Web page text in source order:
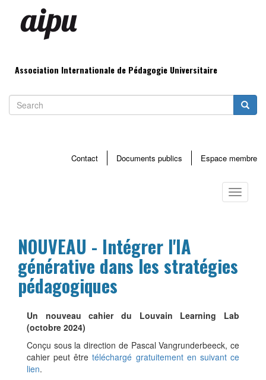
contenu
Association Internationale de Pédagogie Universitaire
Search
Espace membre
Documents publics
Contact
Toggle
NOUVEAU - Intégrer l'IA
générative dans les stratégies
pédagogiques
contenu
Un nouveau cahier du Louvain Learning Lab
(octobre 2024)
Conçu sous la direction de Pascal Vangrunderbeeck, ce
cahier peut êtretéléchargé gratuitement en suivant ce
lien.